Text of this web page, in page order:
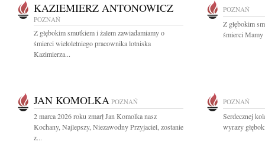
KAZIEMIERZ ANTONOWICZ
POZNAŃ
Z głębokim smutkiem i żalem zawiadamiamy o
śmierci wieloletniego pracownika lotniska
Kazimierza...
POZNAŃ
Z głębokim
śmierci
JAN KOMOLKA POZNAŃ
2 marca 2026 roku zmarł Jan Komolka nasz
Kochany, Najlepszy, Niezawodny Przyjaciel, zostanie
z...
POZNAŃ
Serdecznej
wyrazy